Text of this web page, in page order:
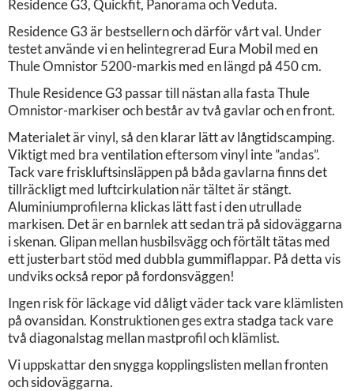
Residence G3, Quickfit, Panorama och Veduta.
Residence G3 är bestsellern och därför vårt val. Under
testet använde vi en helintegrerad Eura Mobil med en
Thule Omnistor 5200-markis med en längd på 450 cm.
Thule Residence G3 passar till nästan alla fasta Thule
Omnistor-markiser och består av två gavlar och en front.
Materialet är vinyl, så den klarar lätt av långtidscamping.
Viktigt med bra ventilation eftersom vinyl inte ”andas”.
Tack vare friskluftsinsläppen på båda gavlarna finns det
tillräckligt med luftcirkulation när tältet är stängt.
Aluminiumprofilerna klickas lätt fast i den utrullade
markisen. Det är en barnlek att sedan trä på sidoväggarna
i skenan. Glipan mellan husbilsvägg och förtält tätas med
ett justerbart stöd med dubbla gummiflappar. På detta vis
undviks också repor på fordonsväggen!
Ingen risk för läckage vid dåligt väder tack vare klämlisten
på ovansidan. Konstruktionen ges extra stadga tack vare
två diagonalstag mellan mastprofil och klämlist.
Vi uppskattar den snygga kopplingslisten mellan fronten
och sidoväggarna.